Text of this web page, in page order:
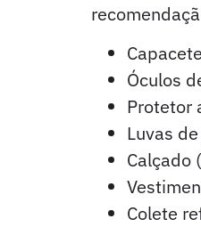
Óculos
Protetor
Luvas
Calçado
Colete